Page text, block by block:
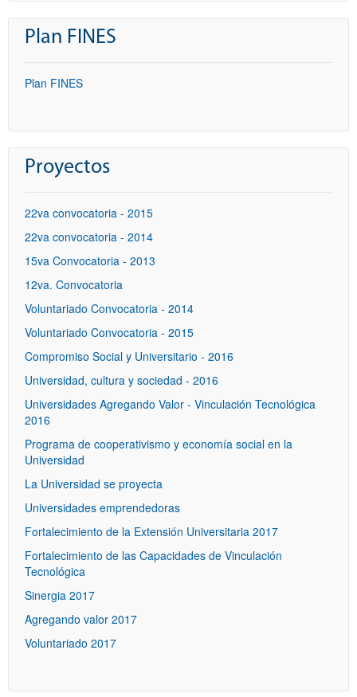
Plan FINES
Plan FINES
Proyectos
22va convocatoria - 2015
22va convocatoria - 2014
15va Convocatoria - 2013
12va. Convocatoria
Voluntariado Convocatoria - 2014
Voluntariado Convocatoria - 2015
Compromiso Social y Universitario - 2016
Universidad, cultura y sociedad - 2016
Universidades Agregando Valor - Vinculación Tecnológica
2016
Programa de cooperativismo y economía social en la
Universidad
La Universidad se proyecta
Universidades emprendedoras
Fortalecimiento de la Extensión Universitaria 2017
Fortalecimiento de las Capacidades de Vinculación
Tecnológica
Sinergia 2017
Agregando valor 2017
Voluntariado 2017